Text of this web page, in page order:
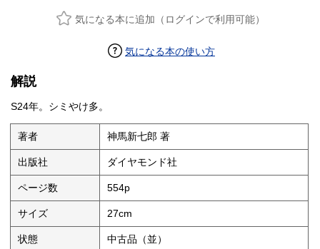
気になる本に追加（ログインで利用可能）
気になる本の使い方
解説
S24年。シミやけ多。
著者 神馬新七郎 著
出版社 ダイヤモンド社
ページ数 554p
サイズ 27cm
状態 中古品（並）